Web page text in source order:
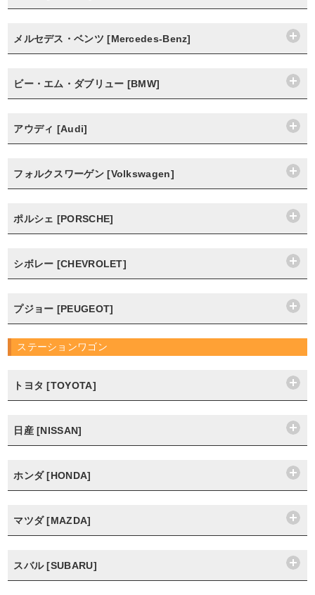
メルセデス・ベンツ [Mercedes-Benz]
ビー・エム・ダブリュー [BMW]
アウディ [Audi]
フォルクスワーゲン [Volkswagen]
ポルシェ [PORSCHE]
シボレー [CHEVROLET]
プジョー [PEUGEOT]
ステーションワゴン
トヨタ [TOYOTA]
日産 [NISSAN]
ホンダ [HONDA]
マツダ [MAZDA]
スバル [SUBARU]